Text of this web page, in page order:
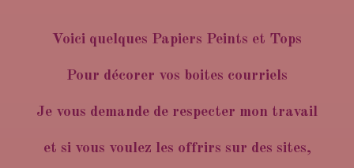
Voici quelques Papiers Peints et Tops
Pour décorer vos boites courriels
Je vous demande de respecter mon travail
et si vous voulez les offrirs sur des sites,